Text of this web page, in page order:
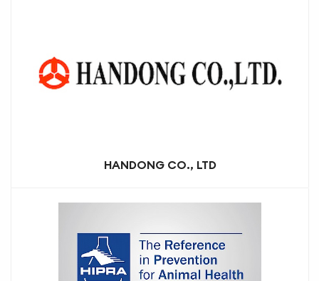
HANDONG CO., LTD